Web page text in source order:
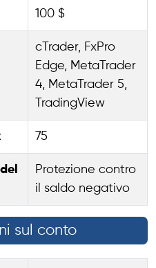
100 $
cTrader, FxPro
Edge, MetaTrader
4, MetaTrader 5,
TradingView
75
Protezione contro
il saldo negativo
sul conto